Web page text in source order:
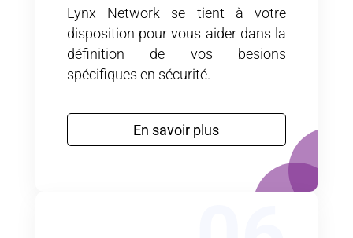
Lynx Network se tient à votre
disposition pour vous aider dans la
définition de vos besions
spécifiques en sécurité.
En savoir plus